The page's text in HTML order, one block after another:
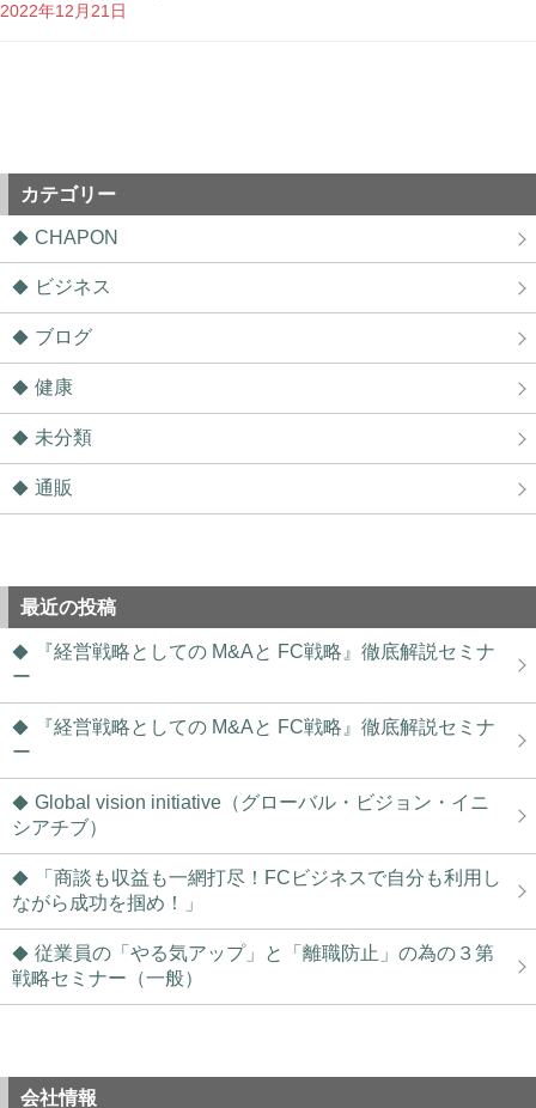
2022年12月21日
カテゴリー
CHAPON
ビジネス
ブログ
健康
未分類
通販
最近の投稿
『経営戦略としての M&Aと FC戦略』徹底解説セミナ
ー
『経営戦略としての M&Aと FC戦略』徹底解説セミナ
ー
Global vision initiative（グローバル・ビジョン・イニ
シアチブ）
「商談も収益も一網打尽！FCビジネスで自分も利用し
ながら成功を掴め！」
従業員の「やる気アップ」と「離職防止」の為の３第
戦略セミナー（一般）
会社情報